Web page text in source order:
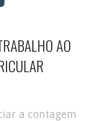
AO
a contagem